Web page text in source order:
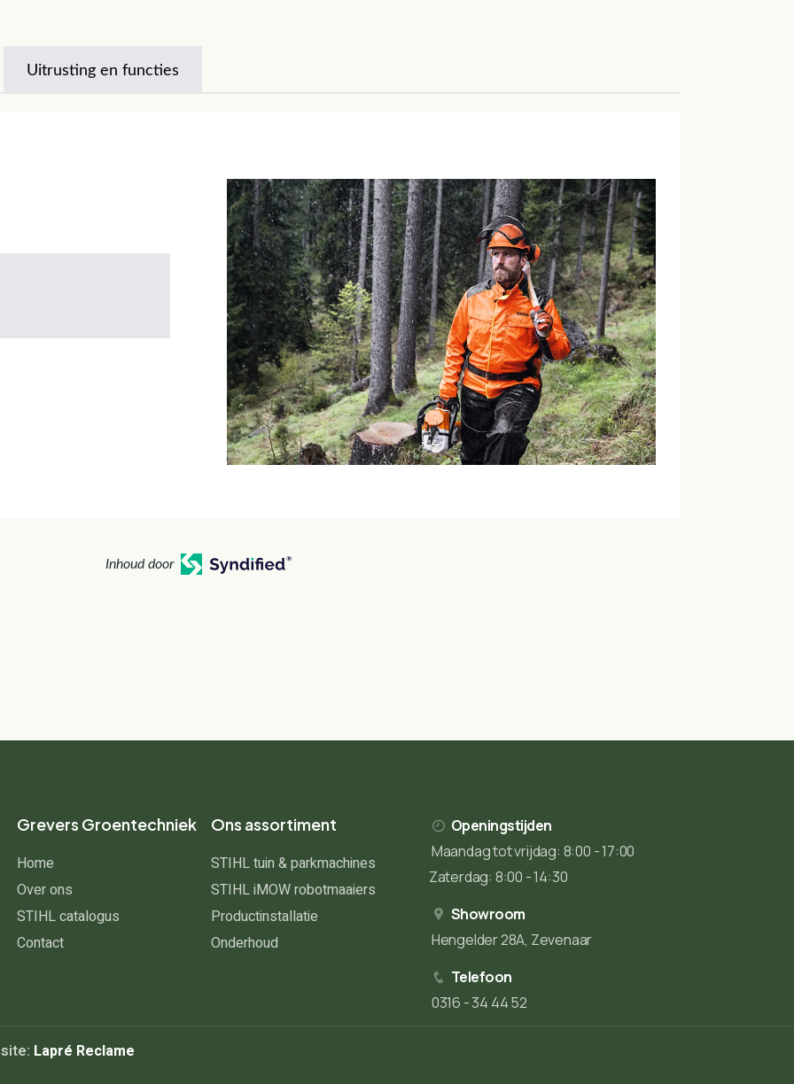
Uitrusting en functies
Inhoud door
Grevers Groentechniek
Home
Over ons
STIHL catalogus
Contact
Ons assortiment
STIHL tuin & parkmachines
STIHL iMOW robotmaaiers
Productinstallatie
Onderhoud
Openingstijden
Maandag tot vrijdag: 8:00 - 17:00
Zaterdag: 8:00 - 14:30
Showroom
Hengelder 28A, Zevenaar
Telefoon
0316 - 34 44 52
Lapré Reclame